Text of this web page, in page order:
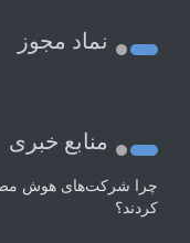
نماد مجوز
منابع خبری
چرا شرکت‌های هوش
کردند؟